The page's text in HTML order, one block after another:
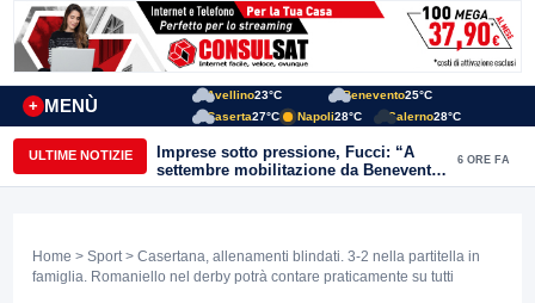
MENÙ
+
Avellino23°C Benevento25°C
Caserta27°C Napoli28°C Salerno28°C
ULTIME NOTIZIE
Imprese sotto pressione, Fucci: “A
settembre mobilitazione da Benevento
e Avellino”
6 ORE FA
Home > Sport > Casertana, allenamenti blindati. 3-2 nella partitella in
famiglia. Romaniello nel derby potrà contare praticamente su tutti